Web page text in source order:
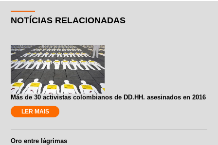
NOTÍCIAS RELACIONADAS
Más de 30 activistas colombianos de DD.HH. asesinados en 2016
LER MAIS
Oro entre lágrimas